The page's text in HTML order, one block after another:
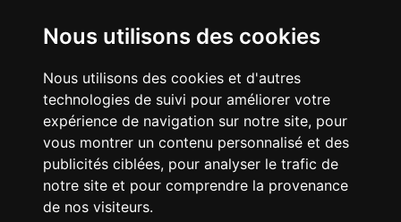
Nous utilisons des cookies
Nous utilisons des cookies et d'autres
technologies de suivi pour améliorer votre
expérience de navigation sur notre site, pour
vous montrer un contenu personnalisé et des
publicités ciblées, pour analyser le trafic de
notre site et pour comprendre la provenance
de nos visiteurs.